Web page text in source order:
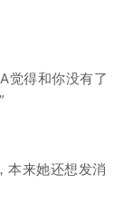
觉得和你没有了
本来她还想发消